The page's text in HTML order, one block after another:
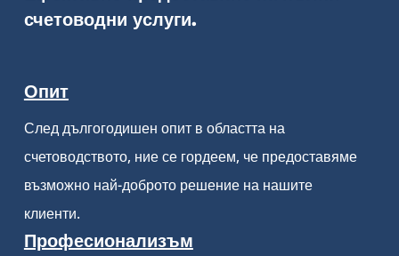
счетоводни услуги.
Опит
След дългогодишен опит в областта на
счетоводството, ние се гордеем, че предоставяме
възможно най-доброто решение на нашите
клиенти.
Професионализъм